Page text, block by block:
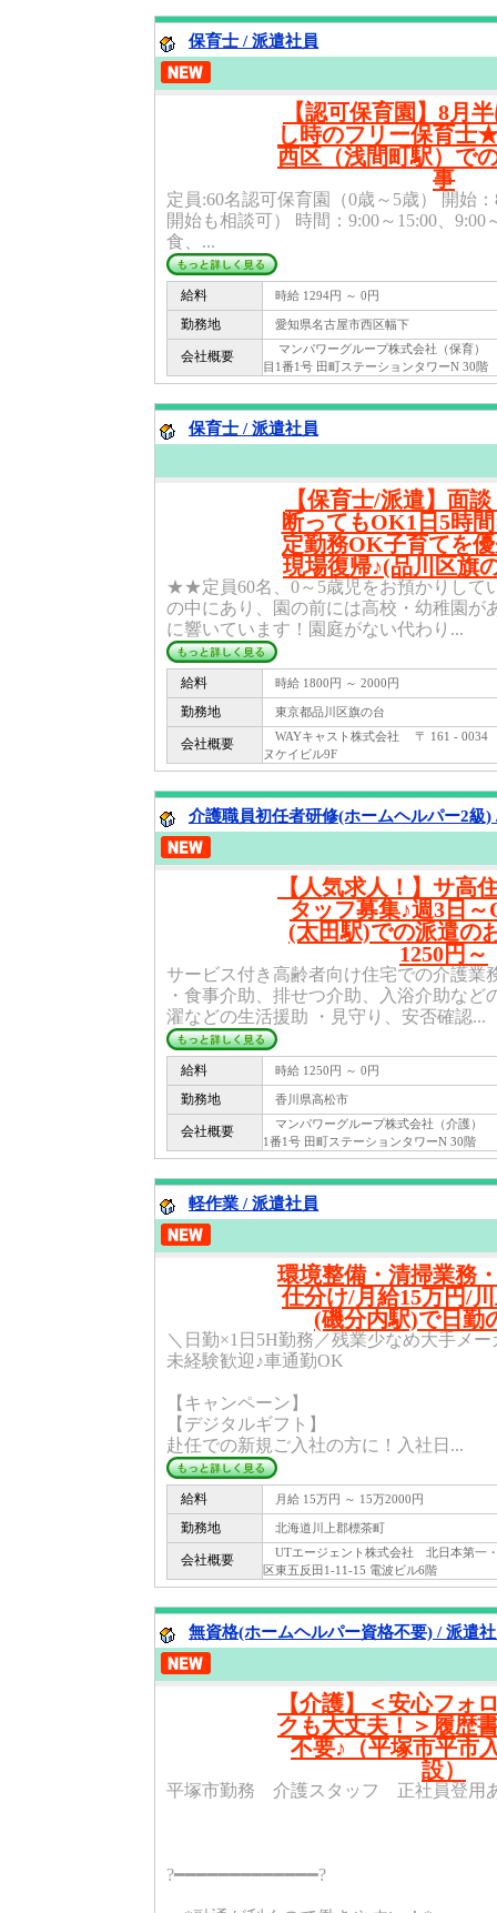
保育士 / 派遣社員
【認可保育園】8月
し時のフリー保育士
西区（浅間町駅）で
事
定員:60名認可保育園（0歳～5歳） 開始
開始も相談可） 時間：9:00～15:00、9:00
食、...
給料 時給 1294円 ～ 0円
勤務地 愛知県名古屋市西区幅下
会社概要
マンパワーグループ株式会社（保育
目1番1号 田町ステーションタワーN 30階
保育士 / 派遣社員
【保育士/派遣】面
断ってもOK1日5時
定勤務OK子育てを
現場復帰♪(品川区旗
★★定員60名、0～5歳児をお預かりして
の中にあり、園の前には高校・幼稚園が
に響いています！園庭がない代わり...
給料 時給 1800円 ～ 2000円
勤務地 東京都品川区旗の台
会社概要
WAYキャスト株式会社 〒 161 - 0034
ヌケイビル9F
介護職員初任者研修(ホームヘルパー2級)
【人気求人！】サ高
タッフ募集♪週3日
(太田駅)での派遣の
1250円～
サービス付き高齢者向け住宅での介護業
・食事介助、排せつ介助、入浴介助な
濯などの生活援助 ・見守り、安否確認...
給料 時給 1250円 ～ 0円
勤務地 香川県高松市
会社概要
マンパワーグループ株式会社（介護
1番1号 田町ステーションタワーN 30階
軽作業 / 派遣社員
環境整備・清掃業務
仕分け/月給15万円/
(磯分内駅)で日勤
＼日勤×1日5H勤務／残業少なめ大手メ
未経験歓迎♪車通勤OK
【キャンペーン】
【デジタルギフト】
赴任での新規ご入社の方に！入社日...
給料 月給 15万円 ～ 15万2000円
勤務地 北海道川上郡標茶町
会社概要
UTエージェント株式会社 北日本第
区東五反田1-11-15 電波ビル6階
無資格(ホームヘルパー資格不要) / 派遣
【介護】＜安心フォ
クも大丈夫！＞履歴
不要♪（平塚市平市
設）
平塚市勤務 介護スタッフ 正社員登用
?━━━━━━━━━━━━━?